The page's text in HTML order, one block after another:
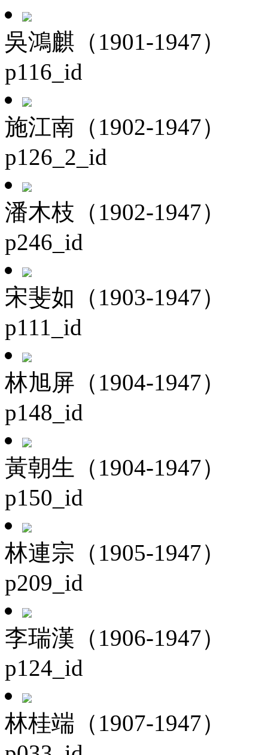
吳鴻麒（1901-1947）
p116_id
施江南（1902-1947）
p126_2_id
潘木枝（1902-1947）
p246_id
宋斐如（1903-1947）
p111_id
林旭屏（1904-1947）
p148_id
黃朝生（1904-1947）
p150_id
林連宗（1905-1947）
p209_id
李瑞漢（1906-1947）
p124_id
林桂端（1907-1947）